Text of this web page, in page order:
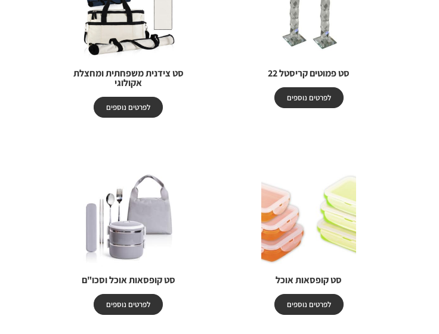
סט פמוטים קריסטל 22
לפרטים נוספים
סט צידנית משפחתית ומחצלת
אקולוגי
לפרטים נוספים
סט קופסאות אוכל
לפרטים נוספים
סט קופסאות אוכל וסכו"ם
לפרטים נוספים